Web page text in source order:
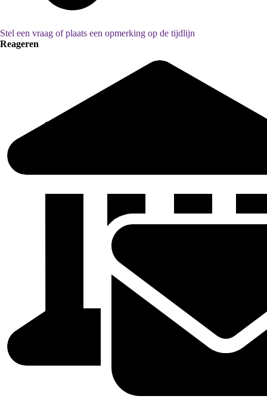
Stel een vraag of plaats een opmerking op de tijdlijn
Reageren